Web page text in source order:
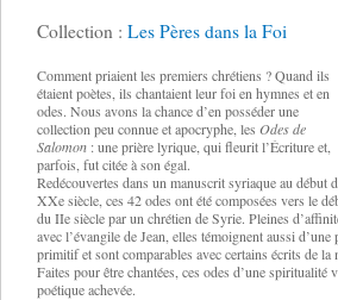
Collection : Les Pères dans la Foi
Comment priaient les premiers chrétiens ? Quand ils
étaient poètes, ils chantaient leur foi en hymnes et en
odes. Nous avons la chance d’en posséder une
collection peu connue et apocryphe, les Odes de
Salomon : une prière lyrique, qui fleurit l’Écriture et,
parfois, fut citée à son égal.
Redécouvertes dans un manuscrit syriaque au début
XXe siècle, ces 42 odes ont été composées vers le
du IIe siècle par un chrétien de Syrie. Pleines
avec l’évangile de Jean, elles témoignent aussi
primitif et sont comparables avec certains écrits de la
Faites pour être chantées, ces odes d’une spiritualité
poétique achevée.